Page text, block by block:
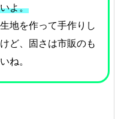
よ。
地を作って手作りし
ど、固さは市販のも
ね。